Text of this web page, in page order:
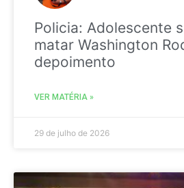
Policia: Adolescente
matar Washington
depoimento
VER MATÉRIA »
29 de julho de 2026